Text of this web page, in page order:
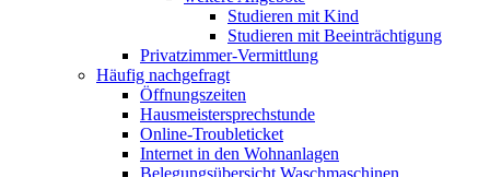
Studieren mit Kind
Studieren mit Beeinträchtigung
Privatzimmer-Vermittlung
Häufig nachgefragt
Öffnungszeiten
Hausmeistersprechstunde
Online-Troubleticket
Internet in den Wohnanlagen